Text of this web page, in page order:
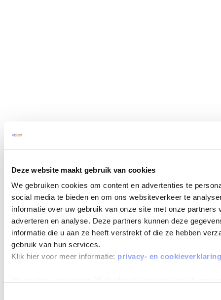
Deze website maakt gebruik van cookies
We gebruiken cookies om content en advertenties te
social media te bieden en om ons websiteverkeer te
informatie over uw gebruik van onze site met onze partners
adverteren en analyse. Deze partners kunnen deze
informatie die u aan ze heeft verstrekt of die ze hebben
gebruik van hun services.
Klik hier voor meer informatie: privacy- en cookieverklaring